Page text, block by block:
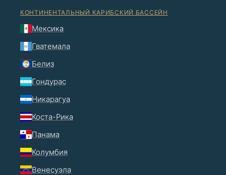
КОНТИНЕНТАЛЬНЫЙ КАРИБСКИЙ БАССЕЙН
Мексика
Гватемала
Белиз
Гондурас
Никарагуа
Коста-Рика
Панама
Колумбия
Венесуэла